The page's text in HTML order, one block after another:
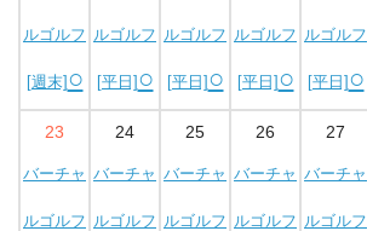
ルゴルフ
[週末] ○
ルゴルフ
[平日] ○
ルゴルフ
[平日] ○
ルゴルフ
[平日] ○
ルゴルフ
[平日] ○
23
バーチャ
ルゴルフ
24
バーチャ
ルゴルフ
25
バーチャ
ルゴルフ
26
バーチャ
ルゴルフ
27
バーチャ
ルゴルフ